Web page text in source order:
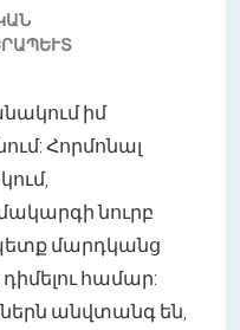
իմ
Հորմոնալ
նուրբ
մարդկանց
համար:
անվտանգ են,